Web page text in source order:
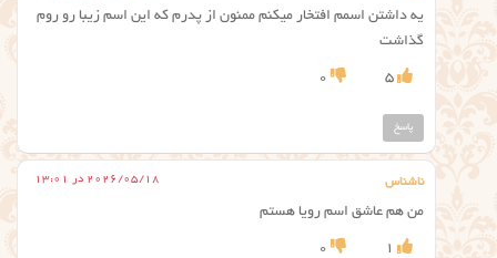
یه داشتن اسمم افتخار میکنم ممنون از پدرم که این اسم زیبا رو روم
گذاشت
5
0
پاسخ
ناشناس 2026/05/18 در 13:01
من هم عاشق ‌اسم رویا هستم
1
0